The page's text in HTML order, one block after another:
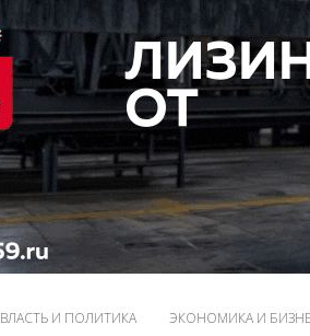
ВЛАСТЬ И ПОЛИТИКА ЭКОНОМИКА И